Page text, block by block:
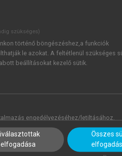
(a 19. század közepétől) máig
szükséges)
történő böngészéshez,a funkciók
le azokat. A feltétlenül szükséges
beállításokat kezelő sütik.
engedélyezéséhez/letiltásához.
elfogadása
Összes